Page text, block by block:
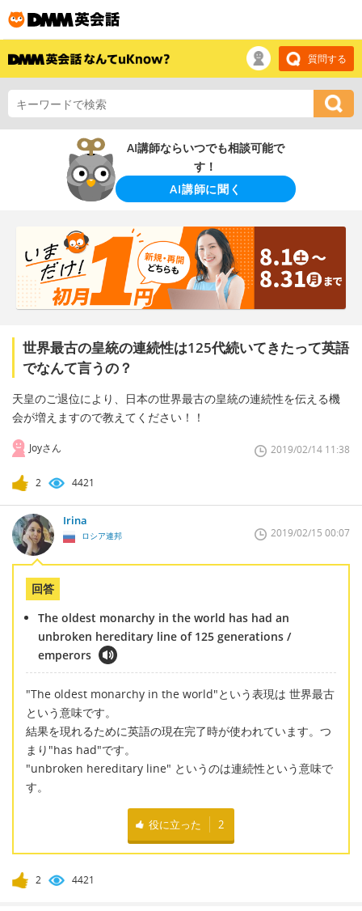
質問する
AI講師ならいつでも相談可能で
す！
AI講師に聞く
世界最古の皇統の連続性は125代続いてきたって英語
でなんて言うの？
天皇のご退位により、日本の世界最古の皇統の連続性を伝える機
会が増えますので教えてください！！
Joyさん 2019/02/14 11:38
2 4421
Irina
ロシア連邦 2019/02/15 00:07
回答
The oldest monarchy in the world has had an
unbroken hereditary line of 125 generations /
emperors
"The oldest monarchy in the world"という表現は 世界最古
という意味です。
結果を現れるために英語の現在完了時が使われています。つ
まり"has had"です。
"unbroken hereditary line" というのは連続性という意味で
す。
役に立った 2
2 4421